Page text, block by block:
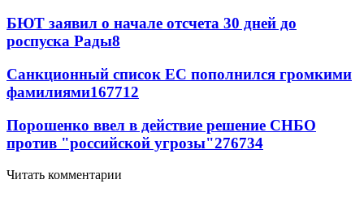
БЮТ заявил о начале отсчета 30 дней до
роспуска Рады8
Санкционный список ЕС пополнился громкими
фамилиями167712
Порошенко ввел в действие решение СНБО
против "российской угрозы"276734
Читать комментарии